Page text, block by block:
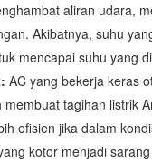
aliran udara,
Akibatnya, suhu
mencapai suhu yang
AC yang bekerja keras
tagihan listrik
efisien jika dalam
kotor menjadi